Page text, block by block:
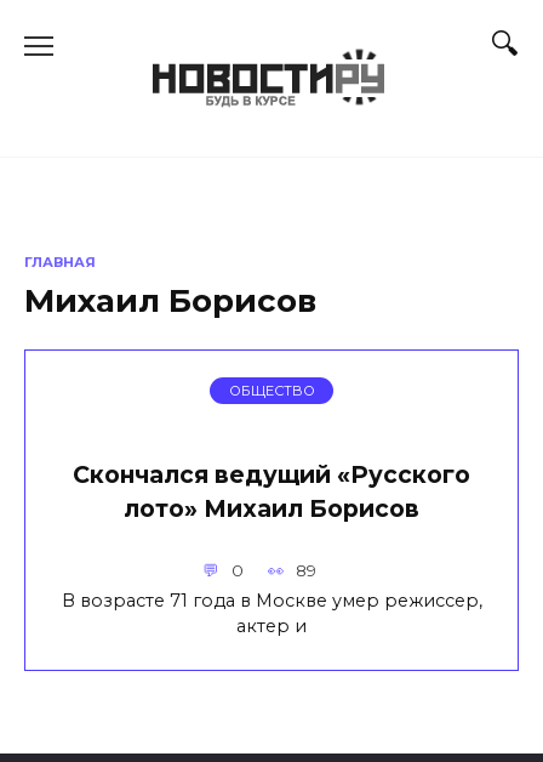
ГЛАВНАЯ
Михаил Борисов
ОБЩЕСТВО
Скончался ведущий «Русского
лото» Михаил Борисов
0 89
В возрасте 71 года в Москве умер режиссер,
актер и